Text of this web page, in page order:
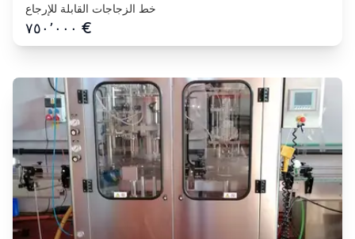
خط الزجاجات القابلة للإرجاع
٧٥٠٬٠٠٠ €